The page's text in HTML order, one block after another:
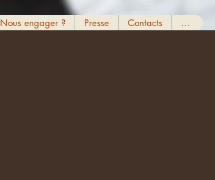
Nous engager ? Presse Contacts ...